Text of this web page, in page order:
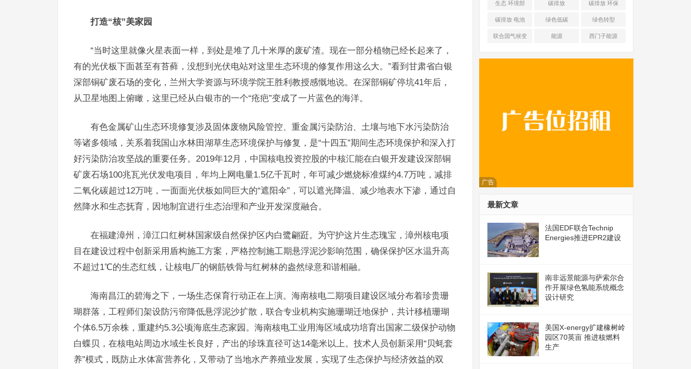
打造“核”美家园
“当时这里就像火星表面一样，到处是堆了几十米厚的废矿渣。现在一部分植物已经长起来了，
有的光伏板下面甚至有苔藓，没想到光伏电站对这里生态环境的修复作用这么大。”看到甘肃省白银
深部铜矿废石场的变化，兰州大学资源与环境学院王胜利教授感慨地说。在深部铜矿停坑41年后，
从卫星地图上俯瞰，这里已经从白银市的一个“疮疤”变成了一片蓝色的海洋。
有色金属矿山生态环境修复涉及固体废物风险管控、重金属污染防治、土壤与地下水污染防治
等诸多领域，关系着我国山水林田湖草生态环境保护与修复，是“十四五”期间生态环境保护和深入打
好污染防治攻坚战的重要任务。2019年12月，中国核电投资控股的中核汇能在白银开发建设深部铜
矿废石场100兆瓦光伏发电项目，年均上网电量1.5亿千瓦时，年可减少燃烧标准煤约4.7万吨，减排
二氧化碳超过12万吨，一面面光伏板如同巨大的“遮阳伞”，可以遮光降温、减少地表水下渗，通过自
然降水和生态抚育，因地制宜进行生态治理和产业开发深度融合。
在福建漳州，漳江口红树林国家级自然保护区内白鹭翩跹。为守护这片生态瑰宝，漳州核电项
目在建设过程中创新采用盾构施工方案，严格控制施工期悬浮泥沙影响范围，确保保护区水温升高
不超过1℃的生态红线，让核电厂的钢筋铁骨与红树林的盎然绿意和谐相融。
海南昌江的碧海之下，一场生态保育行动正在上演。海南核电二期项目建设区域分布着珍贵珊
瑚群落，工程师们架设防污帘降低悬浮泥沙扩散，联合专业机构实施珊瑚迁地保护，共计移植珊瑚
个体6.5万余株，重建约5.3公顷海底生态家园。海南核电工业用海区域成功培育出国家二级保护动物
白蝶贝，在核电站周边水域生长良好，产出的珍珠直径可达14毫米以上。技术人员创新采用“贝蚝套
养”模式，既防止水体富营养化，又带动了当地水产养殖业发展，实现了生态保护与经济效益的双
生态 环境部 碳排放 碳排放 环保
碳排放 电池 绿色低碳 绿色转型
联合国气候变 能源 西门子能源
广告
最新文章
法国EDF联合Technip
Energies推进EPR2建设
南非远景能源与萨索尔合
作开展绿色氢能系统概念
设计研究
美国X-energy扩建橡树岭
园区70英亩 推进核燃料
生产